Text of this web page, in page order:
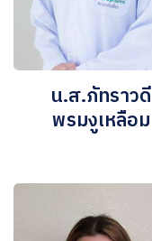
น.ส.ภัทราวดี
พรมงูเหลือม